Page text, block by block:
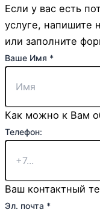
Если у вас есть
услуге, напишите
или заполните
Ваше Имя *
Как можно к Вам
Телефон:
Ваш контактный
Эл. почта *